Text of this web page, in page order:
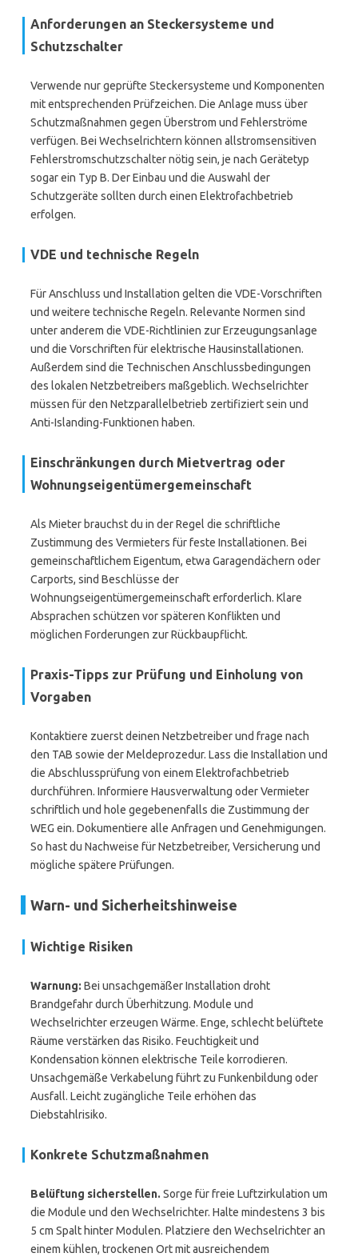
Anforderungen an Steckersysteme und
Schutzschalter
Verwende nur geprüfte Steckersysteme und Komponenten
mit entsprechenden Prüfzeichen. Die Anlage muss über
Schutzmaßnahmen gegen Überstrom und Fehlerströme
verfügen. Bei Wechselrichtern können allstromsensitiven
Fehlerstromschutzschalter nötig sein, je nach Gerätetyp
sogar ein Typ B. Der Einbau und die Auswahl der
Schutzgeräte sollten durch einen Elektrofachbetrieb
erfolgen.
VDE und technische Regeln
Für Anschluss und Installation gelten die VDE-Vorschriften
und weitere technische Regeln. Relevante Normen sind
unter anderem die VDE-Richtlinien zur Erzeugungsanlage
und die Vorschriften für elektrische Hausinstallationen.
Außerdem sind die Technischen Anschlussbedingungen
des lokalen Netzbetreibers maßgeblich. Wechselrichter
müssen für den Netzparallelbetrieb zertifiziert sein und
Anti-Islanding-Funktionen haben.
Einschränkungen durch Mietvertrag oder
Wohnungseigentümergemeinschaft
Als Mieter brauchst du in der Regel die schriftliche
Zustimmung des Vermieters für feste Installationen. Bei
gemeinschaftlichem Eigentum, etwa Garagendächern oder
Carports, sind Beschlüsse der
Wohnungseigentümergemeinschaft erforderlich. Klare
Absprachen schützen vor späteren Konflikten und
möglichen Forderungen zur Rückbaupflicht.
Praxis-Tipps zur Prüfung und Einholung von
Vorgaben
Kontaktiere zuerst deinen Netzbetreiber und frage nach
den TAB sowie der Meldeprozedur. Lass die Installation und
die Abschlussprüfung von einem Elektrofachbetrieb
durchführen. Informiere Hausverwaltung oder Vermieter
schriftlich und hole gegebenenfalls die Zustimmung der
WEG ein. Dokumentiere alle Anfragen und Genehmigungen.
So hast du Nachweise für Netzbetreiber, Versicherung und
mögliche spätere Prüfungen.
Warn- und Sicherheitshinweise
Wichtige Risiken
Warnung: Bei unsachgemäßer Installation droht
Brandgefahr durch Überhitzung. Module und
Wechselrichter erzeugen Wärme. Enge, schlecht belüftete
Räume verstärken das Risiko. Feuchtigkeit und
Kondensation können elektrische Teile korrodieren.
Unsachgemäße Verkabelung führt zu Funkenbildung oder
Ausfall. Leicht zugängliche Teile erhöhen das
Diebstahlrisiko.
Konkrete Schutzmaßnahmen
Belüftung sicherstellen. Sorge für freie Luftzirkulation um
die Module und den Wechselrichter. Halte mindestens 3 bis
5 cm Spalt hinter Modulen. Platziere den Wechselrichter an
einem kühlen, trockenen Ort mit ausreichendem